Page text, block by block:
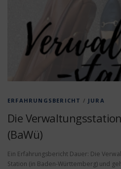
ERFAHRUNGSBERICHT / JURA
Die
(BaWü)
Ein Erfahrungsbericht Dauer: Die
Station (in Baden-Württemberg) und